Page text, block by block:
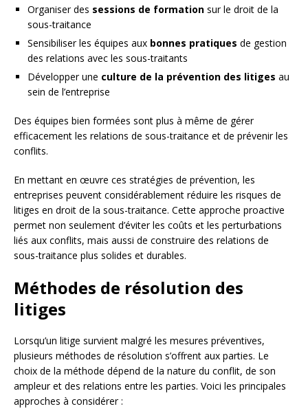
Organiser des sessions de formation sur le droit de la
sous-traitance
Sensibiliser les équipes aux bonnes pratiques de gestion
des relations avec les sous-traitants
Développer une culture de la prévention des litiges au
sein de l’entreprise
Des équipes bien formées sont plus à même de gérer
efficacement les relations de sous-traitance et de prévenir les
conflits.
En mettant en œuvre ces stratégies de prévention, les
entreprises peuvent considérablement réduire les risques de
litiges en droit de la sous-traitance. Cette approche proactive
permet non seulement d’éviter les coûts et les perturbations
liés aux conflits, mais aussi de construire des relations de
sous-traitance plus solides et durables.
Méthodes de résolution des
litiges
Lorsqu’un litige survient malgré les mesures préventives,
plusieurs méthodes de résolution s’offrent aux parties. Le
choix de la méthode dépend de la nature du conflit, de son
ampleur et des relations entre les parties. Voici les principales
approches à considérer :